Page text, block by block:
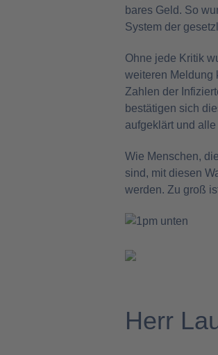
bares Geld. So
System der
Ohne jede Kritik
weiteren Meldung
Zahlen der
bestätigen sich
aufgeklärt und
Wie Menschen,
sind, mit diesen
werden. Zu groß
Herr